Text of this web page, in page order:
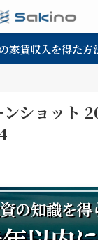
家賃収入を得た
ンショット